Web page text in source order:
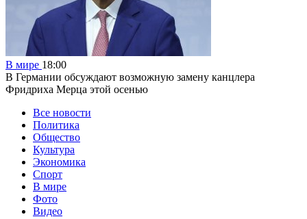
В мире 18:00
В Германии обсуждают возможную замену канцлера
Фридриха Мерца этой осенью
Все новости
Политика
Общество
Культура
Экономика
Спорт
В мире
Фото
Видео